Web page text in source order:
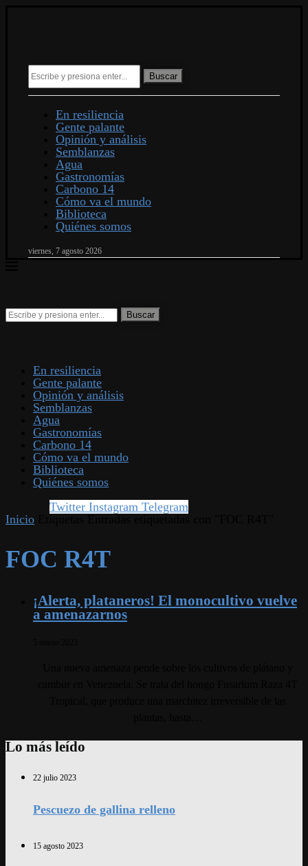
Buscar
En resiliencia
Gente palante
Opinión y análisis
Semblanzas
Agua
Gastronomías
Carbono 14
Cómo va el mundo
Biblioteca
Quiénes somos
viernes, 7 agosto 2026
En resiliencia
Gente palante
Opinión y análisis
Semblanzas
Agua
Gastronomías
Carbono 14
Cómo va el mundo
Biblioteca
Quiénes somos
Twitter Instagram Telegram
Inicio
FOC R4T
¡Alerta, plataneros! El monocultivo vuelve
a amenazarnos
Lo más leído
22 julio 2023
Pescuezo de gallina relleno
15 agosto 2023